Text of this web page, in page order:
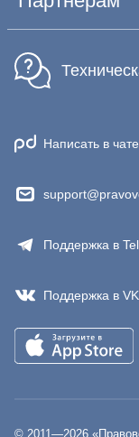
Написать в
Поддержка в
Поддержка в VK
© 2011—2026